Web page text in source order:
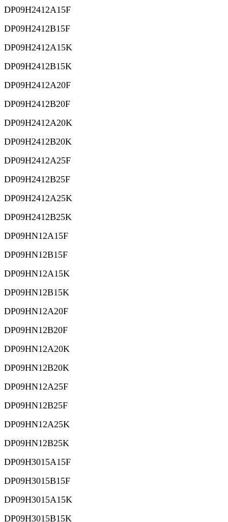
DP09H2412A15F
DP09H2412B15F
DP09H2412A15K
DP09H2412B15K
DP09H2412A20F
DP09H2412B20F
DP09H2412A20K
DP09H2412B20K
DP09H2412A25F
DP09H2412B25F
DP09H2412A25K
DP09H2412B25K
DP09HN12A15F
DP09HN12B15F
DP09HN12A15K
DP09HN12B15K
DP09HN12A20F
DP09HN12B20F
DP09HN12A20K
DP09HN12B20K
DP09HN12A25F
DP09HN12B25F
DP09HN12A25K
DP09HN12B25K
DP09H3015A15F
DP09H3015B15F
DP09H3015A15K
DP09H3015B15K